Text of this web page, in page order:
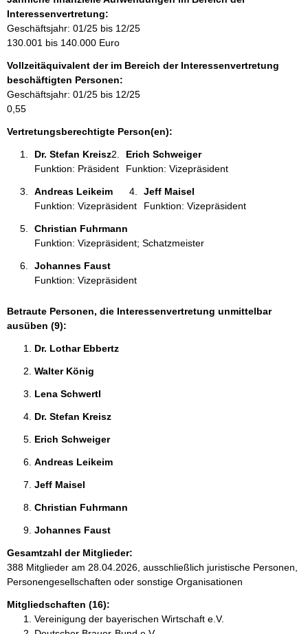
o
r
m
t
i
o
n
e
Interessenvertretung:
Geschäftsjahr: 01/25 bis 12/25
130.001 bis 140.000 Euro
Vollzeitäquivalent der im Bereich der Interessenvertretung
beschäftigten Personen:
Geschäftsjahr: 01/25 bis 12/25
0,55
Vertretungsberechtigte Person(en):
Dr. Stefan Kreisz
Funktion: Präsident
Erich Schweiger
Funktion: Vizepräsident
Andreas Leikeim
Funktion: Vizepräsident
Jeff Maisel
Funktion: Vizepräsident
Christian Fuhrmann
Funktion: Vizepräsident; Schatzmeister
Johannes Faust
Funktion: Vizepräsident
Betraute Personen, die Interessenvertretung unmittelbar
ausüben (9):
Dr. Lothar Ebbertz
Walter König
Lena Schwertl
Dr. Stefan Kreisz
Erich Schweiger
Andreas Leikeim
Jeff Maisel
Christian Fuhrmann
Johannes Faust
Gesamtzahl der Mitglieder:
388 Mitglieder am 28.04.2026, ausschließlich juristische Personen,
Personengesellschaften oder sonstige Organisationen
Mitgliedschaften (16):
Vereinigung der bayerischen Wirtschaft e.V.